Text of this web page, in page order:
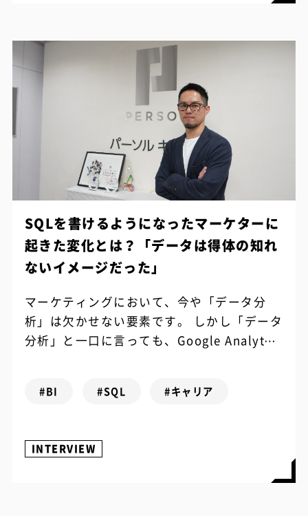
SQLを書けるようになったマーケターに
起きた変化とは？「データは得体の知れ
ないイメージだった」
マーケティングにおいて、今や「データ分
析」は欠かせない要素です。 しかし「データ
分析」と一口に言っても、Google Analytics
#BI #SQL #キャリア
INTERVIEW